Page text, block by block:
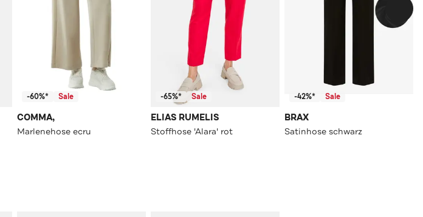
-60%* Sale
COMMA,
Marlenehose ecru
-65%* Sale
ELIAS RUMELIS
Stoffhose 'Alara' rot
-42%* Sale
BRAX
Satinhose schwarz